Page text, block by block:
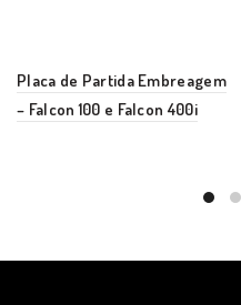
Placa de Partida Embreagem
– Falcon 100 e Falcon 400i